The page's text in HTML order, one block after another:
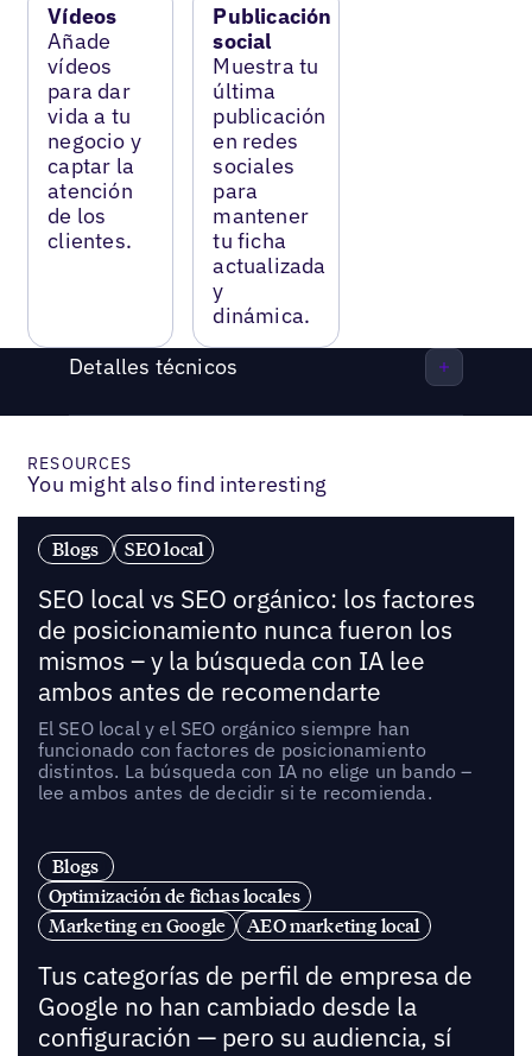
Vídeos
Añade
vídeos
para dar
vida a tu
negocio y
captar la
atención
de los
clientes.
Publicación
social
Muestra tu
última
publicación
en redes
sociales
para
mantener
tu ficha
actualizada
y
dinámica.
Detalles técnicos
RESOURCES
You might also find interesting
Blogs SEO local
SEO local vs SEO orgánico: los factores
de posicionamiento nunca fueron los
mismos – y la búsqueda con IA lee
ambos antes de recomendarte
El SEO local y el SEO orgánico siempre han
funcionado con factores de posicionamiento
distintos. La búsqueda con IA no elige un bando –
lee ambos antes de decidir si te recomienda.
Blogs
Optimización de fichas locales
Marketing en Google
AEO marketing local
Tus categorías de perfil de empresa de
Google no han cambiado desde la
configuración — pero su audiencia, sí